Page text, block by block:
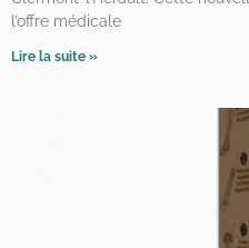
l’offre médicale
Lire la suite »